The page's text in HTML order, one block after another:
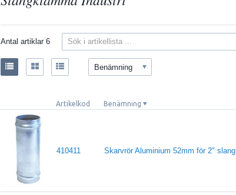
Antal artiklar6
Benämning
Artikelkod Benämning
410411 Skarvrör Aluminium 52mm för 2" slang